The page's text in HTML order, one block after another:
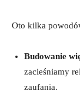
Oto kilka
Budowanie
zacieśniamy
zaufania.